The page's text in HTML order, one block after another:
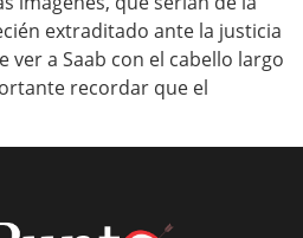
extraditado ante la justicia
ver a Saab con el cabello largo
recordar que el